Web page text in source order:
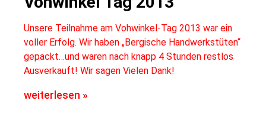
Unsere Teilnahme am Vohwinkel-Tag 2013 war ein
voller Erfolg. Wir haben „Bergische Handwerkstüten“
gepackt…und waren nach knapp 4 Stunden restlos
Ausverkauft! Wir sagen Vielen Dank!
weiterlesen »